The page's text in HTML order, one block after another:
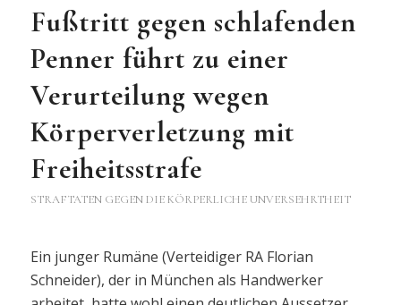
Fußtritt gegen schlafenden
Penner führt zu einer
Verurteilung wegen
Körperverletzung mit
Freiheitsstrafe
STRAFTATEN GEGEN DIE KÖRPERLICHE UNVERSEHRTHEIT
Ein junger Rumäne (Verteidiger RA Florian
Schneider), der in München als Handwerker